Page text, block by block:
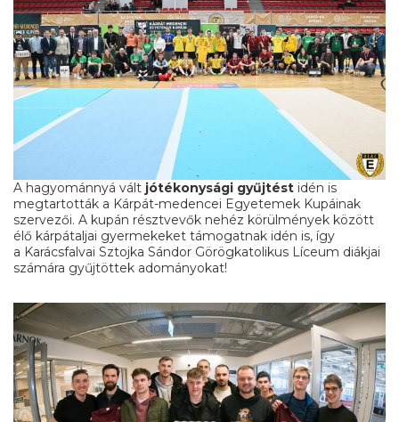
A hagyománnyá vált jótékonysági gyűjtést idén is
megtartották a Kárpát-medencei Egyetemek Kupáinak
szervezői. A kupán résztvevők nehéz körülmények között
élő kárpátaljai gyermekeket támogatnak idén is, így
a Karácsfalvai Sztojka Sándor Görögkatolikus Líceum diákjai
számára gyűjtöttek adományokat!